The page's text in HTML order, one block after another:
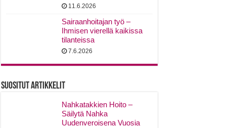
11.6.2026
Sairaanhoitajan työ –
Ihmisen vierellä kaikissa
tilanteissa
7.6.2026
Suositut Artikkelit
Nahkatakkien Hoito –
Säilytä Nahka
Uudenveroisena Vuosia